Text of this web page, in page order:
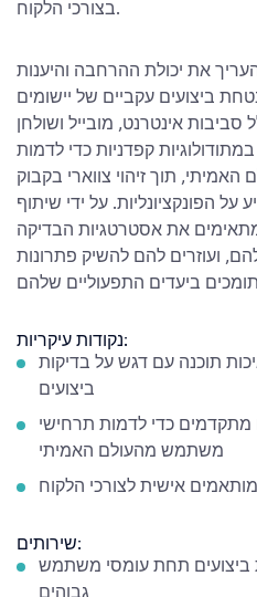
בצורכי הלקוח.
את יכולת ההרחבה והיענות
ביצועים עקביים של יישומים
אינטרנט, מובייל ושולחן
קפדניות כדי לדמות
תוך זיהוי צווארי בקבוק
על הפונקציונליות. על ידי שיתוף
את אסטרטגיות הבדיקה
ועוזרים להם להשיק פתרונות
נקודות עיקריות:
תוכנה עם דגש על בדיקות
ביצועים
כדי לדמות תרחישי
משתמש מהעולם האמיתי
אישית לצורכי הלקוח
שירותים:
ביצועים תחת עומסי משתמש